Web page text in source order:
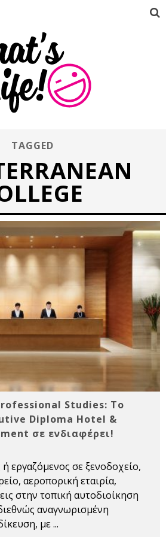
TAGGED
Studies: Το
Diploma Hotel &
σε ενδιαφέρει!
ή εργαζόμενος σε ξενοδοχείο,
αεροπορική εταιρία,
στην τοπική αυτοδιοίκηση
αναγνωρισμένη
με...